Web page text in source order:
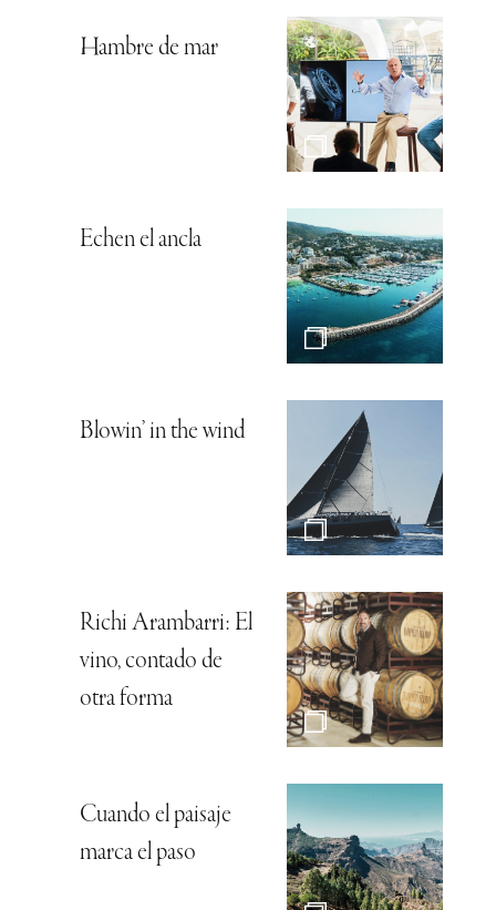
Hambre de mar
Echen el ancla
Blowin’ in the wind
Richi Arambarri: El
vino, contado de
otra forma
Cuando el paisaje
marca el paso